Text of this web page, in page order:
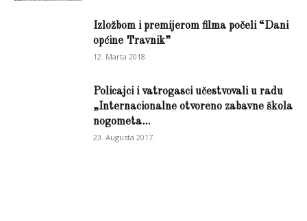
Izložbom i premijerom filma počeli “Dani
općine Travnik”
12. Marta 2018.
Policajci i vatrogasci učestvovali u radu
„Internacionalne otvoreno zabavne škola
nogometa...
23. Augusta 2017.